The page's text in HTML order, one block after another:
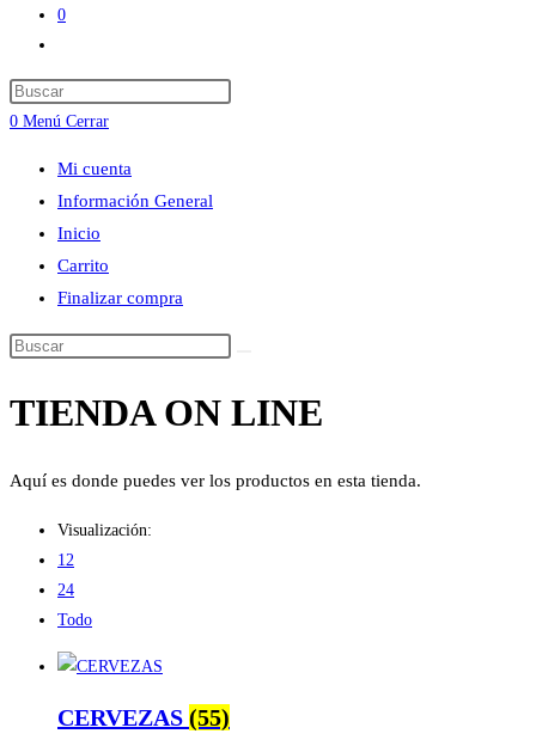
0
de
la
web
0 Menú Cerrar
Mi cuenta
Información General
Inicio
Carrito
Finalizar compra
Buscar
esta
TIENDA ON LINE
Aquí es donde puedes ver los productos en esta tienda.
Visualización:
12
24
Todo
CERVEZAS (55)